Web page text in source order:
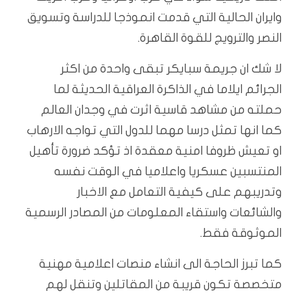
وايران الحالية التي قدمت انموذجا للدراسة وتسويق
النصر والترويج للقوة القاهرة.
لا شك ان جريمة سبايكر تبقى واحدة من اكثر
الجرائم ايلاما في الذاكرة العراقية الحديثة لما
حملته من مشاهد قاسية اثرت في وجدان العالم
كما انها تمثل درسا مهما للدول التي تواجه الارهاب
او تعيش ظروفا امنية معقدة اذ تؤكد ضرورة تأهيل
المنتسبين عسكريا واعلاميا في الوقت نفسه
وتدريبهم على كيفية التعامل مع الاخبار
والشائعات واستقاء المعلومات من المصادر الرسمية
الموثوقة فقط.
كما تبرز الحاجة الى انشاء منصات اعلامية مهنية
متخصصة تكون قريبة من المقاتلين وتنقل لهم